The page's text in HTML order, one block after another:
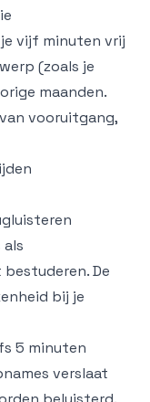
vijf minuten vrij
(zoals je
maanden.
vooruitgang,
De
bij je
5 minuten
verslaat